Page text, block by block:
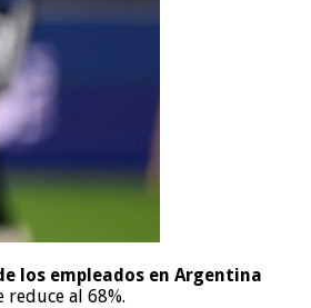
los empleados en Argentina
reduce al 68%.